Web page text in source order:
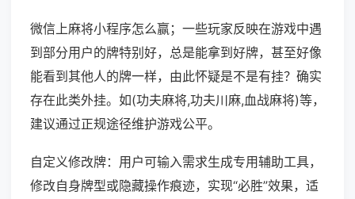
微信上麻将小程序怎么赢；一些玩家反映在游戏中遇
到部分用户的牌特别好，总是能拿到好牌，甚至好像
能看到其他人的牌一样，由此怀疑是不是有挂？确实
存在此类外挂。如(功夫麻将,功夫川麻,血战麻将)等，
建议通过正规途径维护游戏公平。
自定义修改牌：用户可输入需求生成专用辅助工具，
修改自身牌型或隐藏操作痕迹，实现“必胜”效果，适